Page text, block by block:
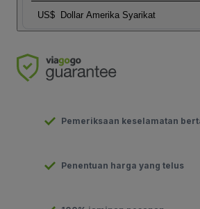
US$ Dollar Amerika Syarikat
Pemeriksaan keselamatan
Penentuan harga yang telus